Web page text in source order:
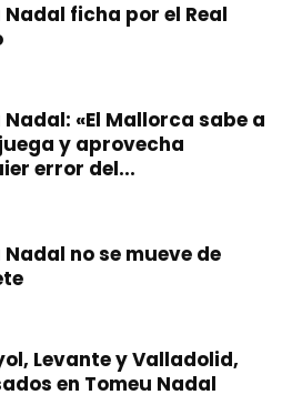
Nadal ficha por el Real
Nadal: «El Mallorca sabe a
y aprovecha
error del...
Nadal no se mueve de
Levante y Valladolid,
en Tomeu Nadal